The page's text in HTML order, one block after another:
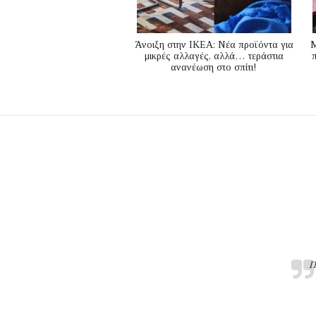
Άνοιξη στην ΙΚΕΑ: Νέα προϊόντα για
μικρές αλλαγές, αλλά… τεράστια
ανανέωση στο σπίτι!